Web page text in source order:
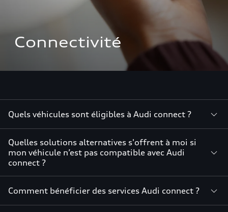
Connectivité
Quels véhicules sont éligibles à Audi connect ?
Quelles solutions alternatives s'offrent à moi si
mon véhicule n’est pas compatible avec Audi
connect ?
Comment bénéficier des services Audi connect ?